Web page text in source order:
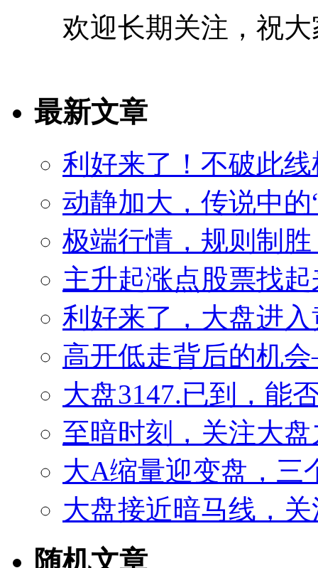
欢迎长期关注，祝大
最新文章
利好来了！不破此
动静加大，传说中的
极端行情，规则制胜
主升起涨点股票找
利好来了，大盘进
高开低走背后的机
大盘3147.已到，能
至暗时刻，关注大
大A缩量迎变盘，三
大盘接近暗马线，
随机文章